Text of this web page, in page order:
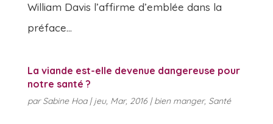
William Davis l’affirme d’emblée dans la
préface...
La viande est-elle devenue dangereuse pour
notre santé ?
parSabine Hoa|jeu, Mar, 2016|bien manger, Santé